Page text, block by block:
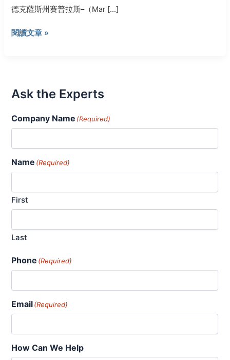
德克薩斯州賽普拉斯–（Mar […]
閱讀文章 »
Ask the Experts
Company Name (Required)
Name (Required)
First
Last
Phone (Required)
Email(Required)
How Can We Help